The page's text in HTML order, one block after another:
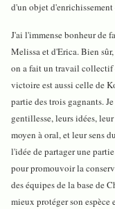
d'un objet
J'ai l'immense bonheur de
Melissa et d'Erica. Bien
on a fait un travail collectif
victoire est aussi celle de
partie des trois gagnants.
gentillesse, leurs idées,
moyen à oral, et leur sens
l'idée de partager une
pour promouvoir la
des équipes de la base de
mieux protéger son espèce